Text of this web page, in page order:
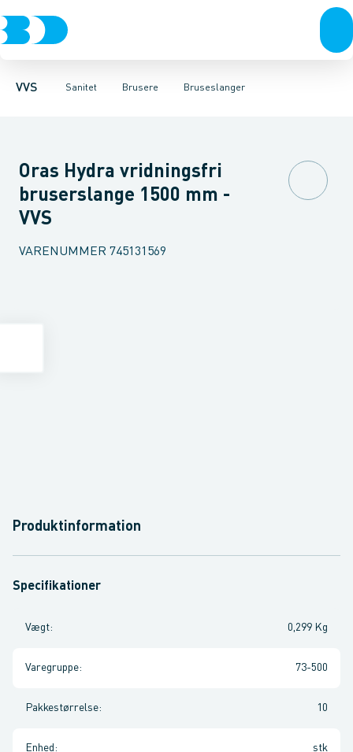
VVS Sanitet
Rør & fittingsPressfittings & rørKuglehaner & ventiler
Brusere
Toiletter, sæder og cisterner VaskeArmaturer
Bruseslanger
HåndbrusereBruseslanger BrusesætBrusestænger
Oras Hydra vridningsfri
bruserslange 1500 mm -
VVS
VARENUMMER 745131569
Produktinformation
Specifikationer
Vægt: 0,299 Kg
Varegruppe: 73-500
Pakkestørrelse: 10
Enhed : stk